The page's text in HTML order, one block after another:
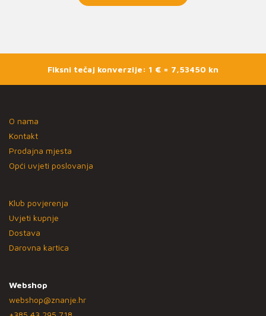
Fiksni tečaj konverzije: 1 € = 7,53450 kn
O nama
Kontakt
Prodajna mjesta
Opći uvjeti poslovanja
Klub povjerenja
Uvjeti kupnje
Dostava
Darovna kartica
Webshop
webshop@znanje.hr